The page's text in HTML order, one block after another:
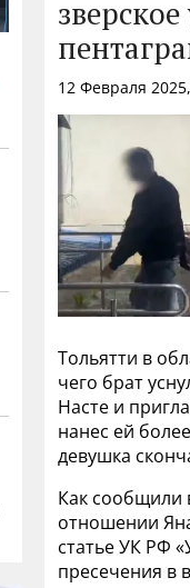
12 Февраля
Тольятти в
чего брат
Насте и
нанес ей
девушка
Как сообщили
отношении
статье УК РФ
пресечения в